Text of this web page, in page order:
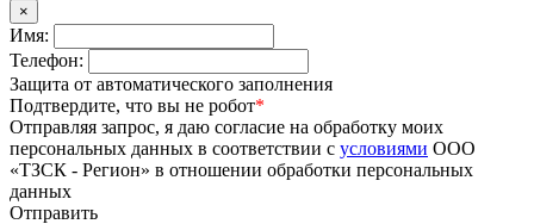
×
Имя:
Телефон:
Защита от автоматического заполнения
Подтвердите, что вы не робот*
Отправляя запрос, я даю согласие на обработку моих
персональных данных в соответствии с условиями ООО
«ТЗСК - Регион» в отношении обработки персональных
данных
Отправить